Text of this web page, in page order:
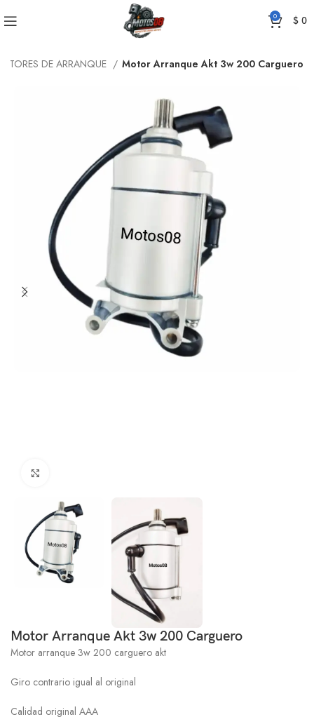
0 $0
DE ARRANQUE Motor Arranque Akt 3w 200 Carguero
Motor Arranque Akt 3w 200 Carguero
Motor arranque 3w 200 carguero akt
Giro contrario igual al original
Calidad original AAA